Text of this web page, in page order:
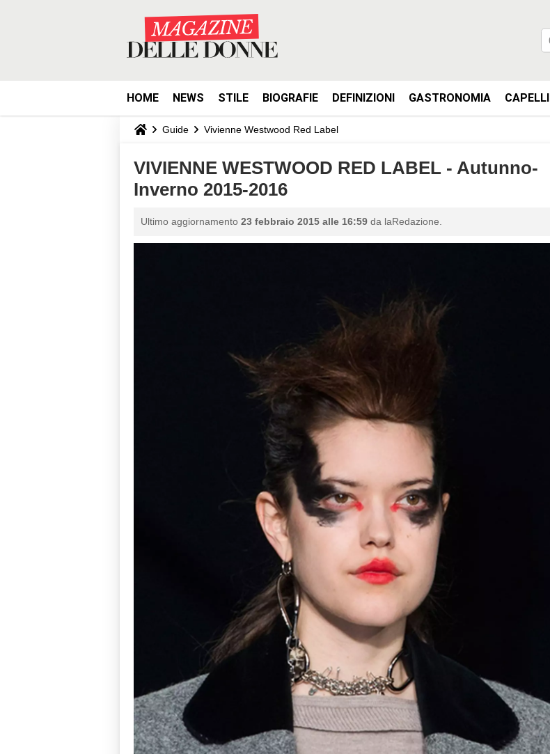
HOME NEWS STILE BIOGRAFIE DEFINIZIONI GASTRONOMIA CAPELLI
Guide Vivienne Westwood Red Label
VIVIENNE WESTWOOD RED LABEL - Autunno-
Inverno 2015-2016
Ultimo aggiornamento 23 febbraio 2015 alle 16:59 da laRedazione.